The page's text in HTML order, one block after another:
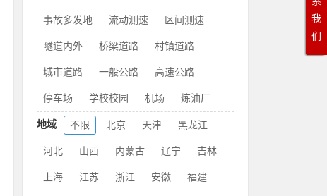
事故多发地 流动测速 区间测速
隧道内外 桥梁道路 村镇道路
城市道路 一般公路 高速公路
停车场 学校校园 机场 炼油厂
地域 不限 北京 天津 黑龙江
河北 山西 内蒙古 辽宁 吉林
上海 江苏 浙江 安徽 福建
我
们